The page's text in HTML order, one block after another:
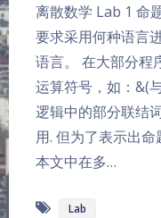
夜间模式
离散数学 Lab 1 命
要求采用何种语言
语言。 在大部分程
运算符号，如：&(
逻辑中的部分联结
用. 但为了表示出
本文中在多…
Lab